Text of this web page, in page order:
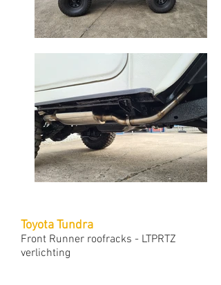
Toyota Tundra
Front Runner roofracks - LTPRTZ
verlichting